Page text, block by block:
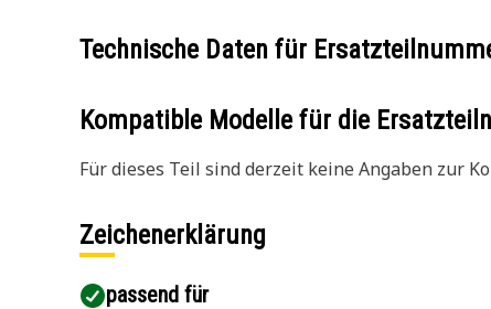
Technische Daten für
Kompatible Modelle für die
Für dieses Teil sind derzeit keine Angaben zur
Zeichenerklärung
passend für​